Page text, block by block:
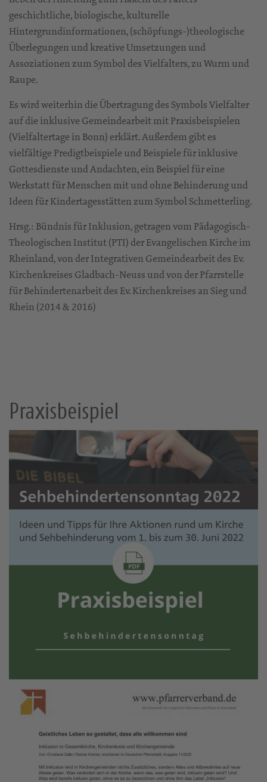
geschichtliche, biologische, kulturelle
Hintergrundinformationen, (schöpfungs-)theologische
Überlegungen und kreative Umsetzungen und
Assoziationen zum Symbol des Vielfalters, zu Wurm und
Raupe.
Es wird weiterhin die Übertragung des Symbols Vielfalter
auf die inklusive Gemeindearbeit mit Praxisbeispielen
(Vielfaltertage in Bonn) erklärt. Außerdem gibt es
vielfältige Predigtbeispiele und Beispiele für inklusive
Gottesdienste und Andachten, ein Beispiel für eine
Werkstatt für Menschen mit und ohne Behinderung und
Ideen für Kindertagesstätten zum Symbol Schmetterling.
Hrsg.: Bündnis für Inklusion, getragen vom Pädagogisch-
Theologischen Institut (PTI) der Evangelischen Kirche im
Rheinland, von der Integrativen Gemeindearbeit des Ev.
Kirchenkreises Gladbach-Neuss und von der Pfarrstelle
für Behindertenarbeit des Ev. Kirchenkreises an Sieg und
Rhein (2014 & 2016)
Praxisbeispiel